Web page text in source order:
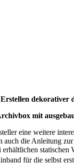
mit
eine weitere
die Anleitung
statischen
für die selbst